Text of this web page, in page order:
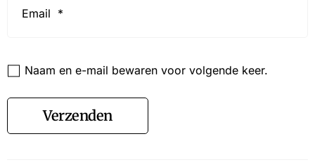
Naam en e-mail bewaren voor volgende keer.
Verzenden